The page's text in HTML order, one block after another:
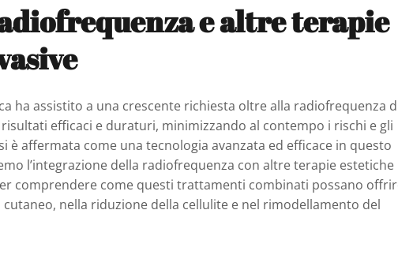
e altre terapie
ha assistito a una crescente richiesta oltre alla radiofrequenza
efficaci e duraturi, minimizzando al contempo i rischi e gli
è affermata come una tecnologia avanzata ed efficace in questo
l’integrazione della radiofrequenza con altre terapie estetiche
comprendere come questi trattamenti combinati possano
nella riduzione della cellulite e nel rimodellamento del